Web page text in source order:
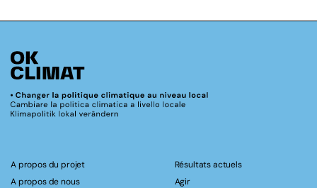
A propos du projet
A propos de nous
Résultats actuels
Agir